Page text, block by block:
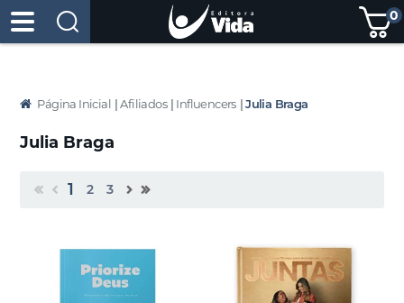
0
Página Inicial | Afiliados | Influencers | Julia Braga
Julia Braga
1 2 3